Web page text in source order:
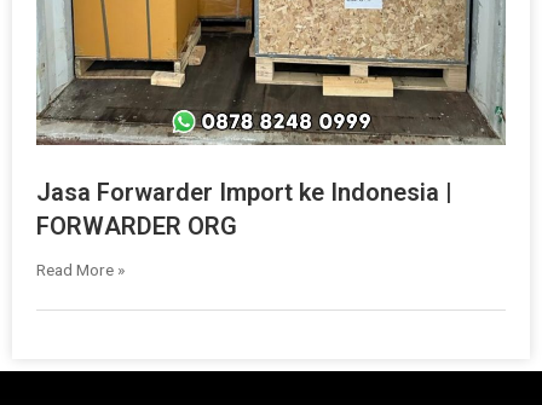
Jasa Forwarder Import ke Indonesia |
FORWARDER ORG
Read More »